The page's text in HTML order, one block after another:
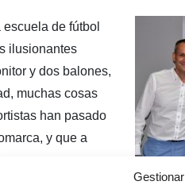
de fútbol
ilusionantes
y dos balones,
muchas cosas
han pasado
y que a
que
categorías de